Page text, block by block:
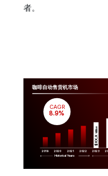
者。
咖啡自动售货机市场
2019 2020 2021 2022 2023
$XX.X
Million
CAGR
8.9%
Historical Years